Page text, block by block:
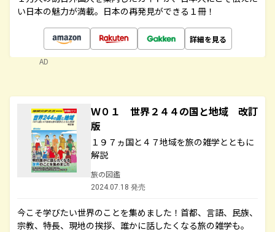
い日本の魅力が満載。日本の再発見ができる１冊！
詳細を見る
AD
Ｗ０１ 世界２４４の国と地域 改訂
版
１９７ヵ国と４７地域を旅の雑学とともに
解説
旅の図鑑
2024.07.18 発売
今こそ学びたい世界のことを集めました！首都、言語、民族、
宗教、特長、現地の挨拶、誰かに話したくなる旅の雑学も。